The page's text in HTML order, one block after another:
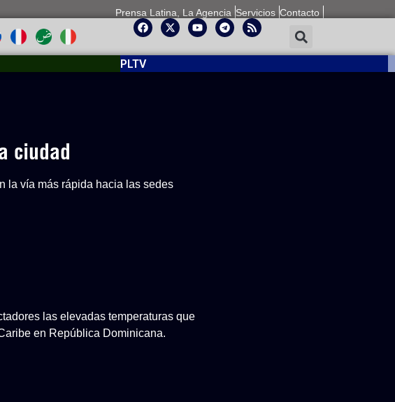
Prensa Latina, La Agencia Servicios Contacto
PLTV
ciudad
la vía más rápida hacia las sedes
las elevadas temperaturas que
en República Dominicana.